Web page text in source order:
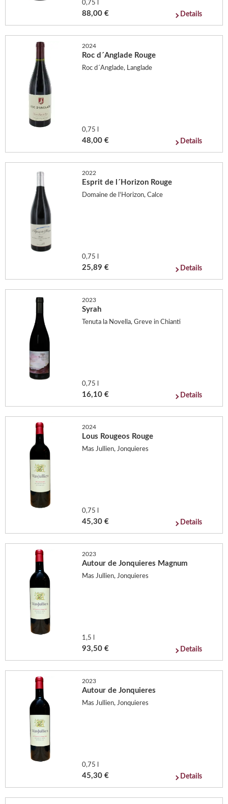
0,75 l
88,00 € Details
2024
Roc d´Anglade Rouge
Roc d´Anglade, Langlade
0,75 l
48,00 € Details
2022
Esprit de l´Horizon Rouge
Domaine de l'Horizon, Calce
0,75 l
25,89 € Details
2023
Syrah
Tenuta la Novella, Greve in Chianti
0,75 l
16,10 € Details
2024
Lous Rougeos Rouge
Mas Jullien, Jonquieres
0,75 l
45,30 € Details
2023
Autour de Jonquieres Magnum
Mas Jullien, Jonquieres
1,5 l
93,50 € Details
2023
Autour de Jonquieres
Mas Jullien, Jonquieres
0,75 l
45,30 € Details